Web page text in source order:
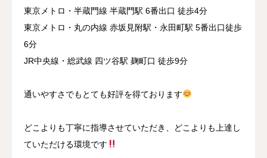
東京メトロ・半蔵門線 半蔵門駅 6番出口 徒歩4分
東京メトロ・丸の内線 赤坂見附駅・永田町駅 5番出口徒歩
6分
JR中央線・総武線 四ツ谷駅 麹町口 徒歩9分
通いやすさでもとても好評を得ております
どこよりも丁寧に指導させていただき、どこよりも上達し
ていただける環境です